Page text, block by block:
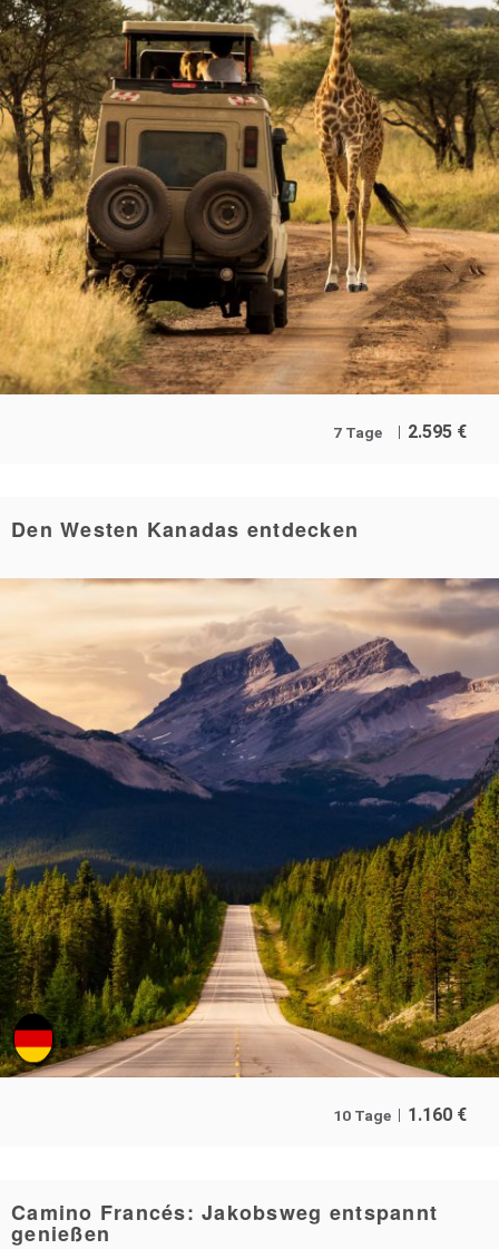
7 Tage 2.595 €
Den Westen Kanadas entdecken
10 Tage 1.160 €
Camino Francés: Jakobsweg entspannt
genießen